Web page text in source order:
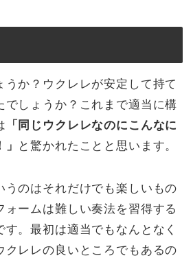
うか？ウクレレが安定して持て
でしょうか？これまで適当に構
「同じウクレレなのにこんなに
と驚かれたことと思います。
うのはそれだけでも楽しいもの
ォームは難しい奏法を習得する
。最初は適当でもなんとなく
クレレの良いところでもあるの